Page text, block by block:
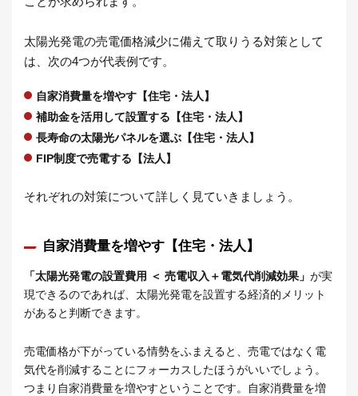
太陽光発電の売電価格減少に備えて取りうる対策として
は、次の4つが代表例です。
自家消費量を増やす【住宅・法人】
補助金を活用して設置する【住宅・法人】
長寿命の太陽光パネルを選ぶ【住宅・法人】
FIP制度で売電する【法人】
それぞれの対策について詳しく見ていきましょう。
自家消費量を増やす【住宅・法人】
「太陽光発電の設置費用 ＜ 売電収入＋電気代削減効果」 が実
現できるのであれば、太陽光発電を設置する経済的メリット
があると判断できます。
売電価格が下がっている情勢をふまえると、売電ではなく電
気代を削減することにフォーカスしたほうがいいでしょう。
つまり自家消費量を増やすということです。自家消費量を増